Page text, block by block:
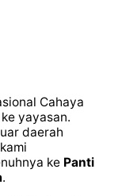
Cahaya
yayasan.
daerah
ke Panti
.